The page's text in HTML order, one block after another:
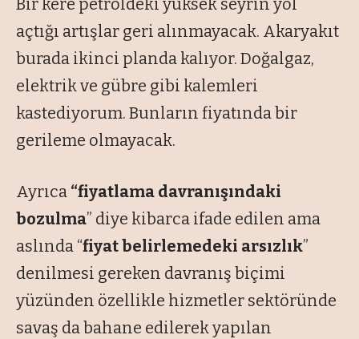
Bir kere petroldeki yüksek seyrin yol
açtığı artışlar geri alınmayacak. Akaryakıt
burada ikinci planda kalıyor. Doğalgaz,
elektrik ve gübre gibi kalemleri
kastediyorum. Bunların fiyatında bir
gerileme olmayacak.
Ayrıca “fiyatlama davranışındaki
bozulma” diye kibarca ifade edilen ama
aslında “fiyat belirlemedeki arsızlık”
denilmesi gereken davranış biçimi
yüzünden özellikle hizmetler sektöründe
savaş da bahane edilerek yapılan